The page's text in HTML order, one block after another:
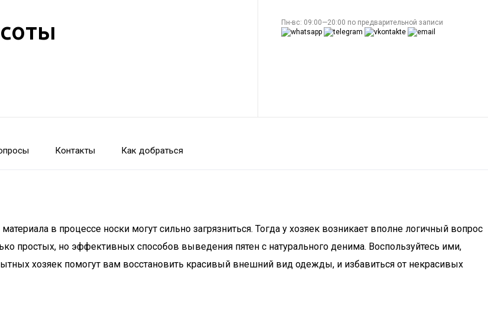
Пн-вс: 09:00—20:00 по предварительной записи
Контакты Как добраться
в процессе носки могут сильно загрязниться. Тогда у хозяек возникает вполне логичный вопрос
простых, но эффективных способов выведения пятен с натурального денима. Воспользуйтесь ими,
хозяек помогут вам восстановить красивый внешний вид одежды, и избавиться от некрасивых